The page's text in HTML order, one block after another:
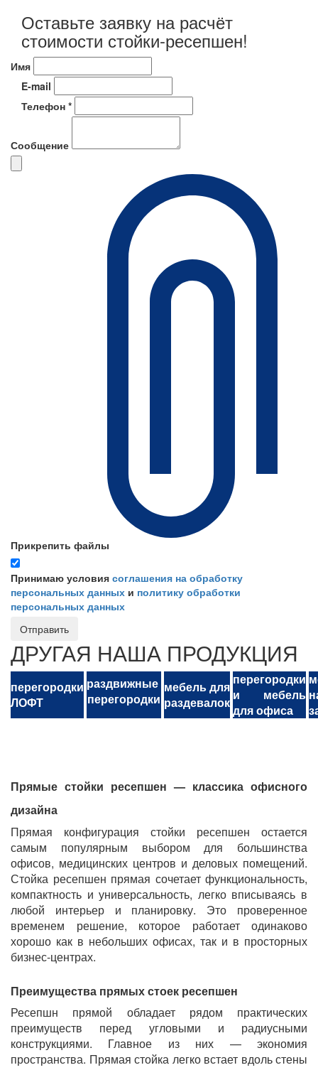
Оставьте заявку на расчёт
стоимости стойки-ресепшен!
Имя
E-mail
Телефон *
Сообщение
Прикрепить файлы
Принимаю условия соглашения на обработку
персональных данных и политику обработки
персональных данных
Отправить
ДРУГАЯ НАША ПРОДУКЦИЯ
перегородки
ЛОФТ
раздвижные
перегородки
мебель для
раздевалок
перегородки
и мебель
для офиса
Прямые стойки ресепшен — классика офисного
дизайна
Прямая конфигурация стойки ресепшен остается
самым популярным выбором для большинства
офисов, медицинских центров и деловых помещений.
Стойка ресепшен прямая сочетает функциональность,
компактность и универсальность, легко вписываясь в
любой интерьер и планировку. Это проверенное
временем решение, которое работает одинаково
хорошо как в небольших офисах, так и в просторных
бизнес-центрах.
Преимущества прямых стоек ресепшен
Ресепшн прямой обладает рядом практических
преимуществ перед угловыми и радиусными
конструкциями. Главное из них — экономия
пространства. Прямая стойка легко встает вдоль стены